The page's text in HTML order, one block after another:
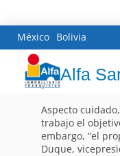
México Bolivia
Alfa
Aspecto
trabajo el
embargo, “el
Duque,